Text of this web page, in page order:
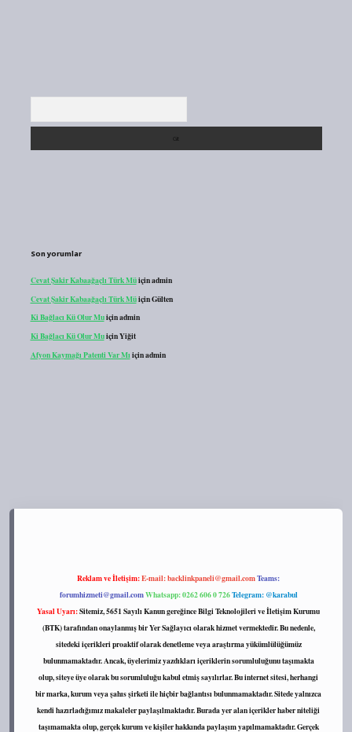
Son yorumlar
Cevat Şakir Kabaağaçlı Türk Müiçinadmin
Cevat Şakir Kabaağaçlı Türk MüiçinGülten
Ki Bağlacı Kü Olur Muiçinadmin
Ki Bağlacı Kü Olur MuiçinYiğit
Afyon Kaymağı Patenti Var Mı içinadmin
Reklam ve İletişim:E-mail:backlinkpaneli@gmail.comTeams:
forumhizmeti@gmail.comWhatsapp: 0262 606 0 726Telegram: @karabul
Yasal Uyarı:Sitemiz, 5651 Sayılı Kanun gereğince Bilgi Teknolojileri ve İletişim Kurumu
(BTK) tarafından onaylanmış bir Yer Sağlayıcı olarak hizmet vermektedir. Bu nedenle,
sitedeki içerikleri proaktif olarak denetleme veya araştırma yükümlülüğümüz
bulunmamaktadır. Ancak, üyelerimiz yazdıkları içeriklerin sorumluluğunu taşımakta
olup, siteye üye olarak bu sorumluluğu kabul etmiş sayılırlar. Bu internet sitesi, herhangi
bir marka, kurum veya şahıs şirketi ile hiçbir bağlantısı bulunmamaktadır. Sitede yalnızca
kendi hazırladığımız makaleler paylaşılmaktadır. Burada yer alan içerikler haber niteliği
taşımamakta olup, gerçek kurum ve kişiler hakkında paylaşım yapılmamaktadır. Gerçek